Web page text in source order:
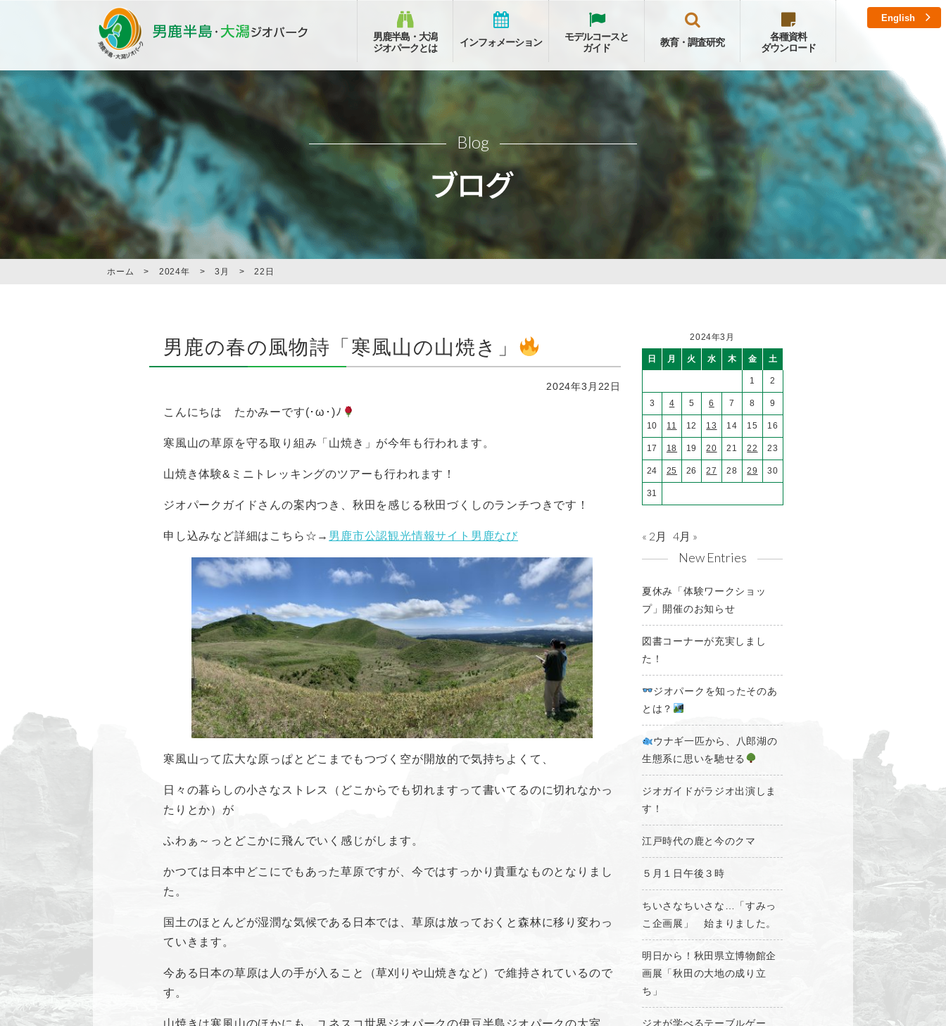
男鹿半島・大潟
ジオパークとは
インフォメーション
モデルコースと
ガイド
教育・調査研究
各種資料
ダウンロード
English
Blog
ホーム > 2024年 > 3月 > 22日
男鹿の春の風物詩「寒風山の山焼き」
2024年3月22日
こんにちは たかみーです(･ω･)ﾉ
寒風山の草原を守る取り組み「山焼き」が今年も行われます。
山焼き体験&ミニトレッキングのツアーも行われます！
ジオパークガイドさんの案内つき、秋田を感じる秋田づくしのランチつきです！
申し込みなど詳細はこちら☆→ 男鹿市公認観光情報サイト男鹿なび
寒風山って広大な原っぱとどこまでもつづく空が開放的で気持ちよくて、
日々の暮らしの小さなストレス（どこからでも切れますって書いてるのに切れなかっ
たりとか）が
ふわぁ～っとどこかに飛んでいく感じがします。
かつては日本中どこにでもあった草原ですが、今ではすっかり貴重なものとなりまし
た。
国土のほとんどが湿潤な気候である日本では、草原は放っておくと森林に移り変わっ
ていきます。
今ある日本の草原は人の手が入ること（草刈りや山焼きなど）で維持されているので
す。
山焼きは寒風山のほかにも、ユネスコ世界ジオパークの伊豆半島ジオパークの大室
2024年3月
日 月 火 水 木 金 土
1 2
3 4 5 6 7 8 9
10 11 12 13 14 15 16
17 18 19 20 21 22 23
24 25 26 27 28 29 30
31
« 2月 4月 »
New Entries
夏休み「体験ワークショッ
プ」開催のお知らせ
図書コーナーが充実しまし
た！
ジオパークを知ったそのあ
とは？
ウナギ一匹から、八郎湖の
生態系に思いを馳せる
ジオガイドがラジオ出演しま
す！
江戸時代の鹿と今のクマ
５月１日午後３時
ちいさなちいさな…「すみっ
こ企画展」 始まりました。
明日から！秋田県立博物館企
画展「秋田の大地の成り立
ち」
ジオが学べるテーブルゲー